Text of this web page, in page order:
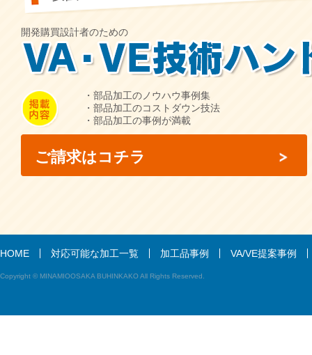
開発購買設計者のための
・部品加工のノウハウ事例集
・部品加工のコストダウン技法
・部品加工の事例が満載
ご請求はコチラ
HOME 対応可能な加工一覧 加工品事例 VA/VE提案事例
Copyright © MINAMIOOSAKA BUHINKAKO All Rights Reserved.